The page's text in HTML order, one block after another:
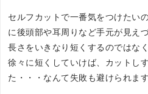
セルフカットで一番気をつけたい
に後頭部や耳周りなど手元が見え
長さをいきなり短くするのではな
徐々に短くしていけば、カットし
た・・・なんて失敗も避けられます